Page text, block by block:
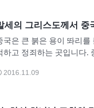
세의 그리스도께서 중
국은 큰 붉은 용이 똬리를
하고 정죄하는 곳입니다.
2016.11.09